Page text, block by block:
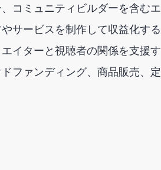
コミュニティビルダーを含むエ
サービスを制作して収益化する
イターと視聴者の関係を支援す
ファンディング、商品販売、定